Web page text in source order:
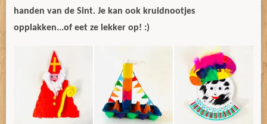
handen van de Sint. Je kan ook kruidnootjes
opplakken...of eet ze lekker op! :)